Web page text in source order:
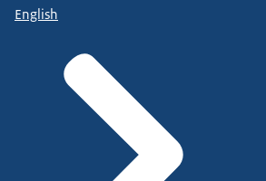
English